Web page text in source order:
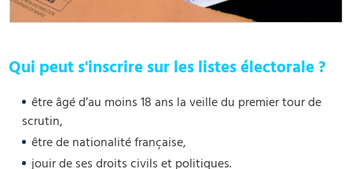
Qui peut s'inscrire sur les listes électorale ?
être âgé d’au moins 18 ans la veille du premier tour de
scrutin,
être de nationalité française,
jouir de ses droits civils et politiques.